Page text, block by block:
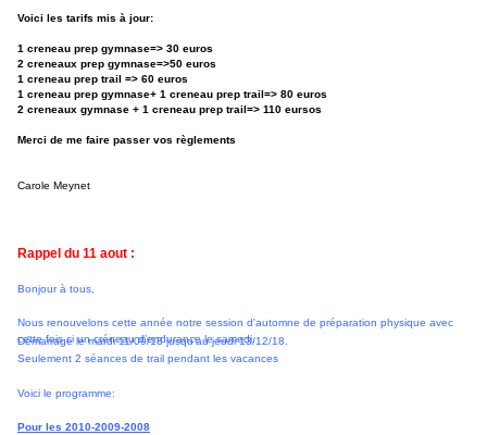
Voici les tarifs mis à jour:
1 creneau prep gymnase=> 30 euros
2 creneaux prep gymnase=>50 euros
1 creneau prep trail => 60 euros
1 creneau prep gymnase+ 1 creneau prep trail=> 80 euros
2 creneaux gymnase + 1 creneau prep trail=> 110 eursos
Merci de me faire passer vos règlements
Carole Meynet
Rappel du 11 aout :
Bonjour à tous,
Nous renouvelons cette année notre session d'automne de préparation physique avec
cette fois ci un créneau d'endurance le samedi.
Démarrage le mardi 11/09/18 jusqu'au jeudi 13/12/18.
Seulement 2 séances de trail pendant les vacances
Voici le programme:
Pour les 2010-2009-2008